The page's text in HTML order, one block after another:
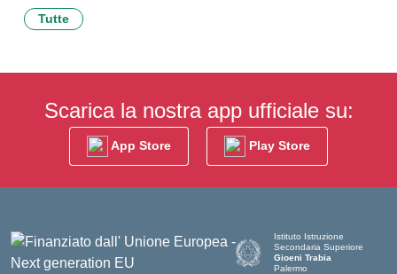
Tutte
Scarica la nostra app ufficiale su:
App Store Play Store
Istituto Istruzione
Secondaria Superiore
Gioeni Trabia
Palermo